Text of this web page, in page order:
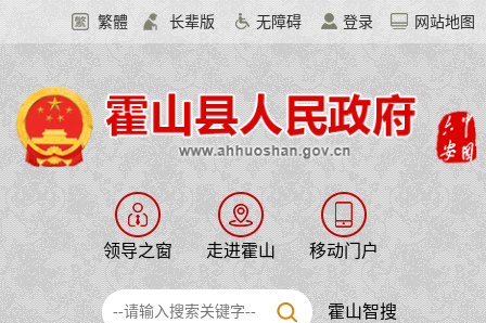
繁體 长辈版 无障碍 登录 网站地图
领导之窗 走进霍山 移动门户
霍山智搜